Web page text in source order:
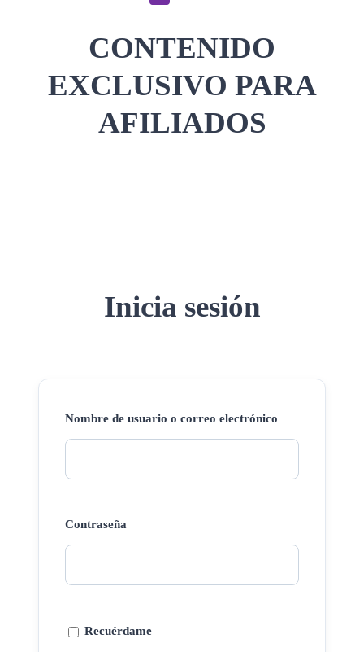
CONTENIDO
EXCLUSIVO PARA
AFILIADOS
Inicia sesión
Nombre de usuario o correo electrónico
Contraseña
Recuérdame